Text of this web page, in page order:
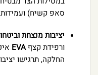
סאפ קשיח)
יציבות מנצחת
ורפידת קצףEVA
החלקה, תרגישו